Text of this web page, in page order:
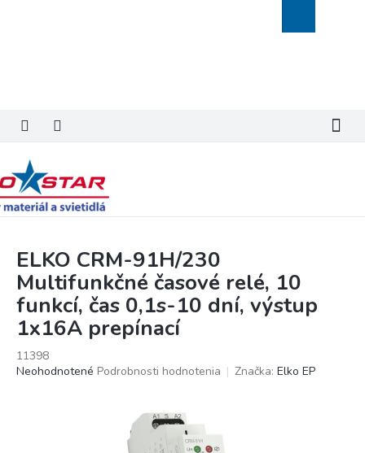
košík
ELKO CRM-91H/230
Multifunkčné časové relé, 10
funkcí, čas 0,1s-10 dní, výstup
1x16A prepínací
11398
Priemerné
Neohodnotené Podrobnosti hodnotenia Značka: Elko EP